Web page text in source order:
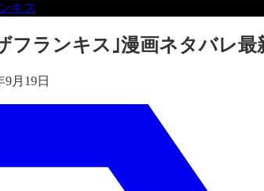
キス
フランキス｣漫画ネタバレ最
9月19日